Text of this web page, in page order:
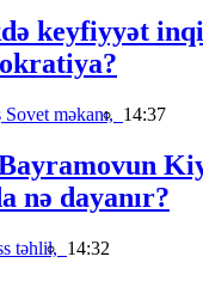
keyfiyyət
məkanı, 14:37
nə dayanır?
təhlil, 14:32